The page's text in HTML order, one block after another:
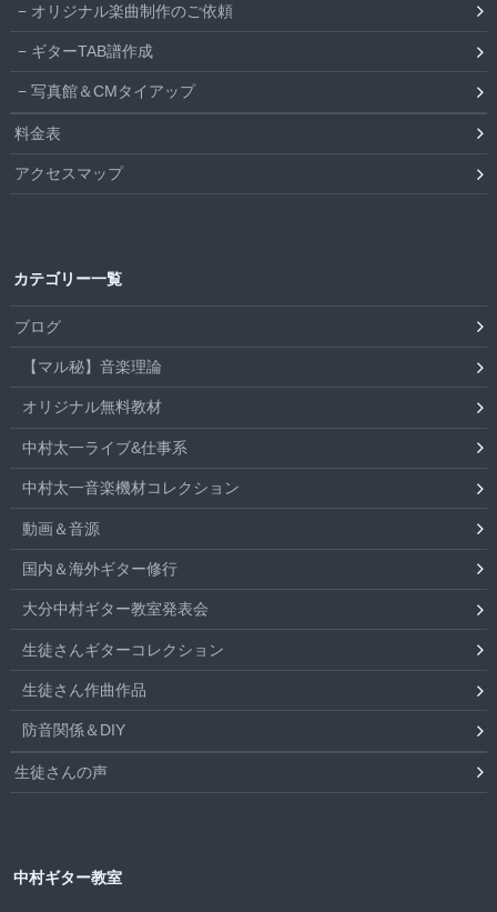
オリジナル楽曲制作のご依頼
ギターTAB譜作成
写真館＆CMタイアップ
料金表
アクセスマップ
カテゴリー一覧
ブログ
【マル秘】音楽理論
オリジナル無料教材
中村太一ライブ&仕事系
中村太一音楽機材コレクション
動画＆音源
国内＆海外ギター修行
大分中村ギター教室発表会
生徒さんギターコレクション
生徒さん作曲作品
防音関係＆DIY
生徒さんの声
中村ギター教室